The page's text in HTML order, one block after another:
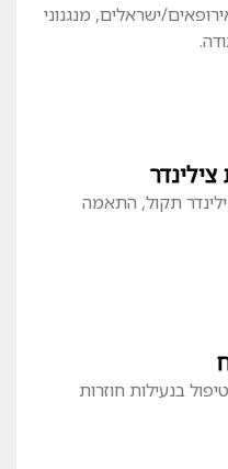
ישראלים, מנגנוני
תקול, התאמה
בנעילות חוזרות